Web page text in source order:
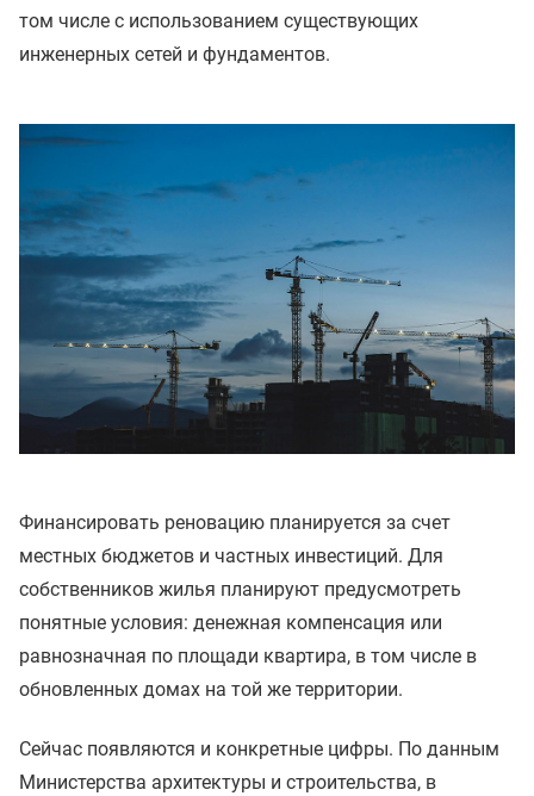
том числе с использованием существующих
инженерных сетей и фундаментов.
Финансировать реновацию планируется за счет
местных бюджетов и частных инвестиций. Для
собственников жилья планируют предусмотреть
понятные условия: денежная компенсация или
равнозначная по площади квартира, в том числе в
обновленных домах на той же территории.
Сейчас появляются и конкретные цифры. По данным
Министерства архитектуры и строительства, в